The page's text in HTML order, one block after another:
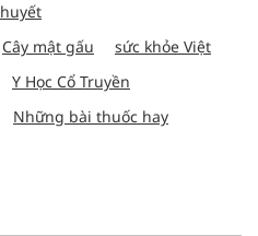
Cây mật gấu
sức khỏe Việt
Y Học Cổ Truyền
Những bài thuốc hay